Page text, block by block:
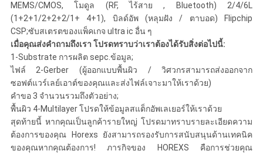
MEMS/CMOS, โมดูล (RF, ไร้สาย , Bluetooth) 2/4/6L
(1+2+1/2+2+2/1+ 4+1), บิลด์อัพ (หลุมฝัง / ตาบอด) Flipchip
CSP;ซับสเตรตของแพ็คเกจ ultra ic อื่น ๆ
เมื่อคุณส่งคำถามถึงเรา โปรดทราบว่าเราต้องได้รับสิ่งต่อไปนี้:
1-Substrate การผลิต sepc.ข้อมูล;
ไฟล์ 2-Gerber (ผู้ออกแบบพื้นผิว / วิศวกรสามารถส่งออกจาก
ซอฟต์แวร์เลย์เอาต์ของคุณและส่งไฟล์เจาะมาให้เราด้วย)
คำขอ 3 จำนวนรวมถึงตัวอย่าง;
พื้นผิว 4-Multilayer โปรดให้ข้อมูลสแต็กอัพเลเยอร์ให้เราด้วย
สุดท้ายนี้ หากคุณเป็นลูกค้ารายใหญ่ โปรดมาทราบรายละเอียดความ
ต้องการของคุณ Horexs ยังสามารถรองรับการสนับสนุนด้านเทคนิค
ของคุณหากคุณต้องการ! ภารกิจของ HOREXS คือการช่วยคุณ